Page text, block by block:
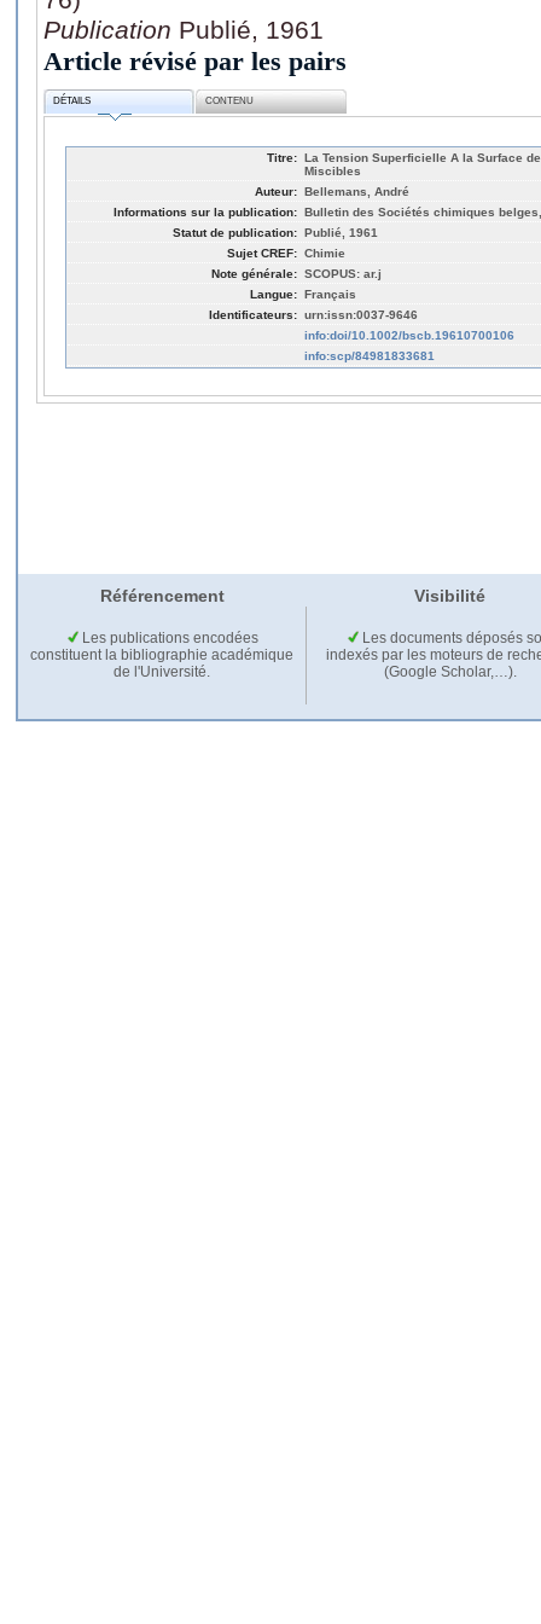
Publication Publié, 1961
Article révisé par les pairs
DÉTAILS CONTENU
Titre: La Tension Superficielle A la Surface
Miscibles
Auteur: Bellemans, André
Informations sur la publication: Bulletin des Sociétés chimiques
Statut de publication: Publié, 1961
Sujet CREF: Chimie
Note générale: SCOPUS: ar.j
Langue: Français
Identificateurs: urn:issn:0037-9646
info:doi/10.1002/bscb.19610700106
info:scp/84981833681
Référencement Visibilité
Les publications encodées
constituent la bibliographie académique
de l'Université.
Les documents déposés
indexés par les moteurs de
(Google Scholar,…).